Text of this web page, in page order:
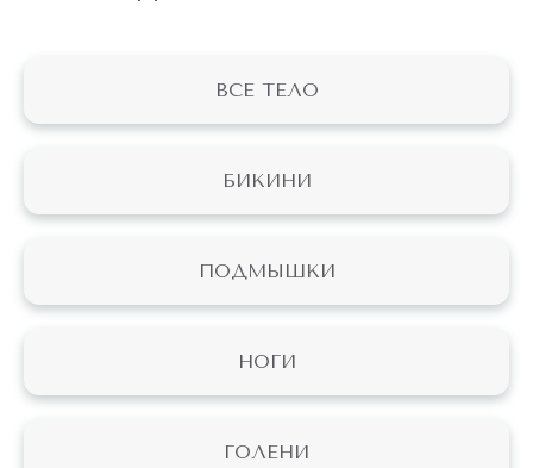
ВСЕ ТЕЛО
БИКИНИ
ПОДМЫШКИ
НОГИ
ГОЛЕНИ